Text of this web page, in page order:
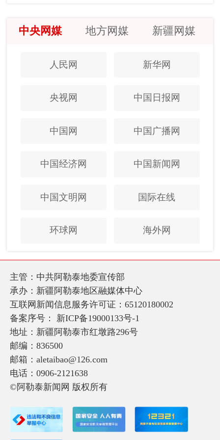
中央网媒 地方网媒 新疆网媒
人民网 新华网
央视网 中国日报网
中国网 中国广播网
中国经济网 中国新闻网
中国文明网 国际在线
环球网 海外网
主管：中共阿勒泰地委宣传部
承办：新疆阿勒泰地区融媒体中心
互联网新闻信息服务许可证：65120180002
备案序号： 新ICP备19000133号-1
地址：新疆阿勒泰市红墩路296号
邮编：836500
邮箱：aletaibao@126.com
电话：0906-2121638
©阿勒泰新闻网 版权所有